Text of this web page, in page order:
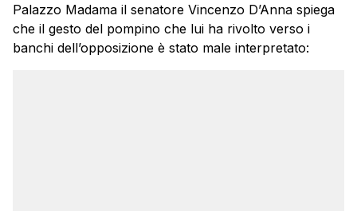
Palazzo Madama il senatore Vincenzo D’Anna spiega
che il gesto del pompino che lui ha rivolto verso i
banchi dell’opposizione è stato male interpretato: